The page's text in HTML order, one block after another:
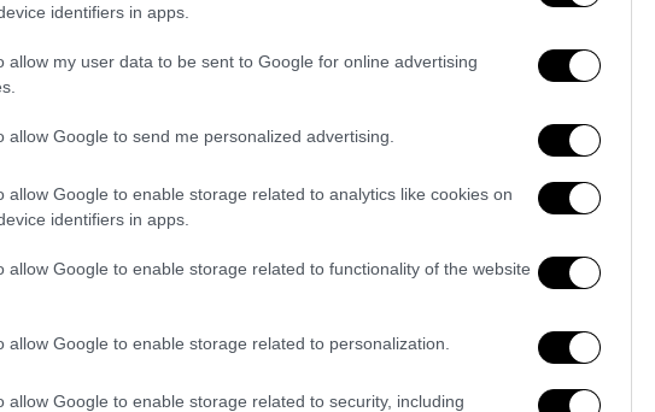
identifiers in apps.
allow my user data to be sent to Google for online advertising
allow Google to send me personalized advertising.
allow Google to enable storage related to analytics like cookies on
identifiers in apps.
allow Google to enable storage related to functionality of the website
allow Google to enable storage related to personalization.
allow Google to enable storage related to security, including
πέτυχε δεύτερο προσωπικό γκολ στο
το 2-0 στο 72’. Ο Λεβαδειακός του
στην έκτη θέση, χάνοντας στο
(76’ Καράι), Ρόουζ (58’ Τεχέρο), Φαντιγκά,
Γκαρέ, Φρίντεκ, Γιαννιώτας (78’
Βήχος, Τσάπρας, Λιάγκας,
(75’ Βέρμπιτς), Μπάλτσι (57’
Κωστή, Παλάσιος (75’ Οζέγκοβιτς).